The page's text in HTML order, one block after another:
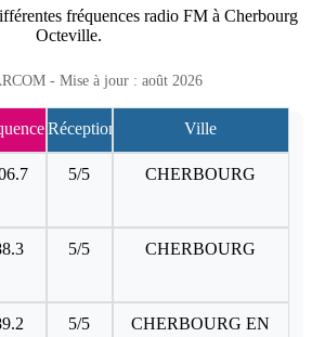
fréquences radio FM à Cherbourg
Octeville.
- Mise à jour : août 2026
Réception Ville
5/5 CHERBOURG
5/5 CHERBOURG
5/5
CHERBOURG EN